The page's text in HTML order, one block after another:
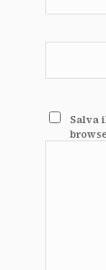
Salva